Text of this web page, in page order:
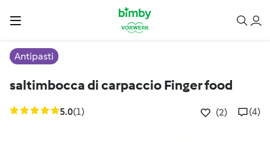
Antipasti
saltimbocca di carpaccio Finger food
5.0(1) (2) (4)